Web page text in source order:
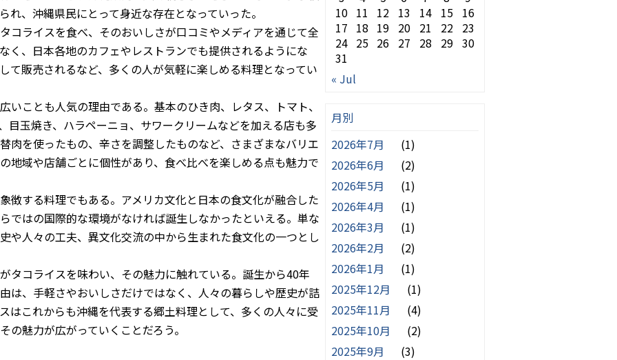
れ、 沖縄県民にとって身近な存在となっていった。
コライスを食べ、 そのおいしさが口コミやメディアを通じて全
く、 日本各地のカフェやレストランでも提供されるようにな
て販売されるなど、 多くの人が気軽に楽しめる料理となってい
いことも人気の理由である。 基本のひき肉、レタス、トマト、
目玉焼き、ハラペーニョ、 サワークリームなどを加える店も多
肉を使ったもの、 辛さを調整したものなど、 さまざまなバリエ
地域や店舗ごとに個性があり、 食べ比べを楽しめる点も魅力で
徴する料理でもある。 アメリカ文化と日本の食文化が融合した
ではの国際的な環境がなければ誕生しなかったといえる。 単な
や人々の工夫、 異文化交流の中から生まれた食文化の一つとし
タコライスを味わい、 その魅力に触れている。 誕生から40年
は、 手軽さやおいしさだけではなく、 人々の暮らしや歴史が詰
はこれからも沖縄を代表する郷土料理として、 多くの人々に受
の魅力が広がっていくことだろう。
« Jul
10 11 12 13 14 15
16
17 18 19 20 21 22
23
24 25 26 27 28 29 30
31
月別
2026年7月
(1)
2026年6月
(2)
2026年5月
(1)
2026年4月
(1)
2026年3月
(1)
2026年2月
(2)
2026年1月
(1)
2025年12月
(1)
2025年11月
(4)
2025年10月
(2)
2025年9月
(3)